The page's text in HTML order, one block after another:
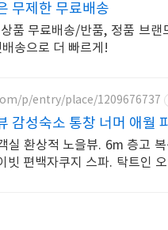
무제한 무료배송
품 무료배송/반품, 정품 브
송으로 더 빠르게!
p/entry/place/1209676737
감성숙소 통창 너머 애월
실 환상적 노을뷰. 6m 층고
빗 편백자쿠지 스파. 탁트인